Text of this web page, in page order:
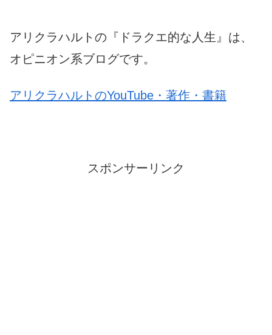
アリクラハルトの『ドラクエ的な人生』は、
オピニオン系ブログです。
アリクラハルトのYouTube・著作・書籍
スポンサーリンク